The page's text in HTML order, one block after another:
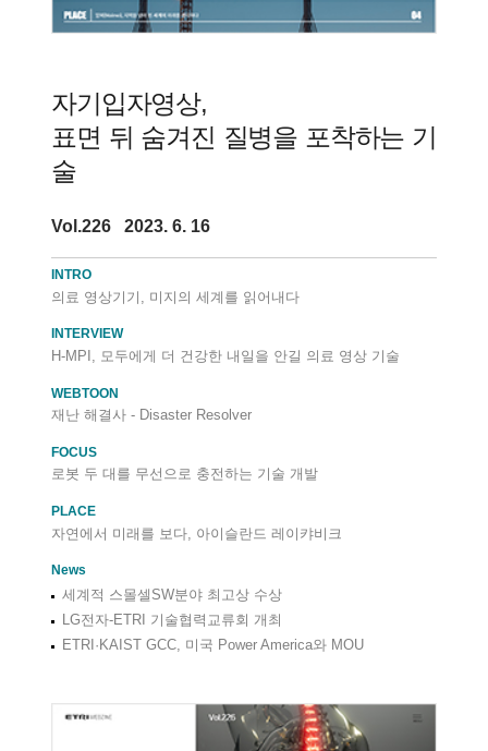
자기입자영상,
표면 뒤 숨겨진 질병을 포착하는 기
술
Vol.226 2023. 6. 16
INTRO
의료 영상기기, 미지의 세계를 읽어내다
INTERVIEW
H-MPI, 모두에게 더 건강한 내일을 안길 의료 영상 기술
WEBTOON
재난 해결사 - Disaster Resolver
FOCUS
로봇 두 대를 무선으로 충전하는 기술 개발
PLACE
자연에서 미래를 보다, 아이슬란드 레이캬비크
News
세계적 스몰셀SW분야 최고상 수상
LG전자-ETRI 기술협력교류회 개최
ETRI·KAIST GCC, 미국 Power America와 MOU